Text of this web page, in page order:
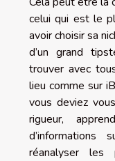
celui qui est le
avoir choisir sa
d’un grand
trouver avec
lieu comme sur
vous deviez
rigueur,
réanalyser les